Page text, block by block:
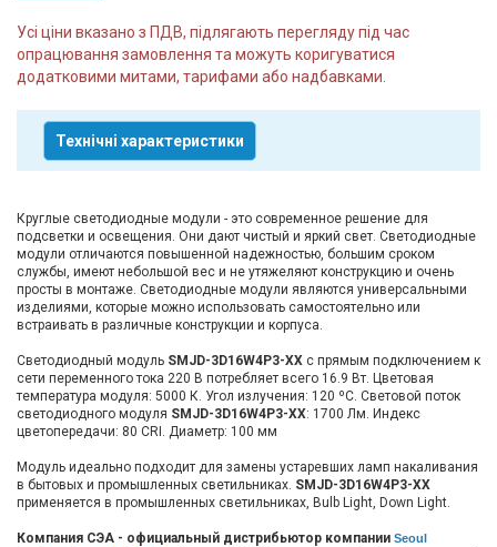
Усі ціни вказано з ПДВ, підлягають перегляду під час
опрацювання замовлення та можуть коригуватися
додатковими митами, тарифами або надбавками.
Технічні характеристики
Круглые светодиодные модули - это современное решение для
подсветки и освещения. Они дают чистый и яркий свет. Светодиодные
модули отличаются повышенной надежностью, большим сроком
службы, имеют небольшой вес и не утяжеляют конструкцию и очень
просты в монтаже. Светодиодные модули являются универсальными
изделиями, которые можно использовать самостоятельно или
встраивать в различные конструкции и корпуса.
Светодиодный модуль SMJD-3D16W4P3-XX с прямым подключением к
сети переменного тока 220 В потребляет всего 16.9 Вт. Цветовая
температура модуля: 5000 К. Угол излучения: 120 ºС. Световой поток
светодиодного модуля SMJD-3D16W4P3-XX: 1700 Лм. Индекс
цветопередачи: 80 CRI. Диаметр: 100 мм
Модуль идеально подходит для замены устаревших ламп накаливания
в бытовых и промышленных светильниках. SMJD-3D16W4P3-XX
применяется в промышленных светильниках, Bulb Light, Down Light.
Компания СЭА - официальный дистрибьютор компании Seoul